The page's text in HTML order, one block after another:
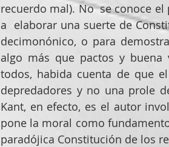
recuerdo mal). No  se conoce
a  elaborar una suerte de
decimonónico, o para
algo más que pactos y buena
todos, habida cuenta de que
depredadores y no una prole
Kant, en efecto, es el autor
pone la moral como
paradójica Constitución de los